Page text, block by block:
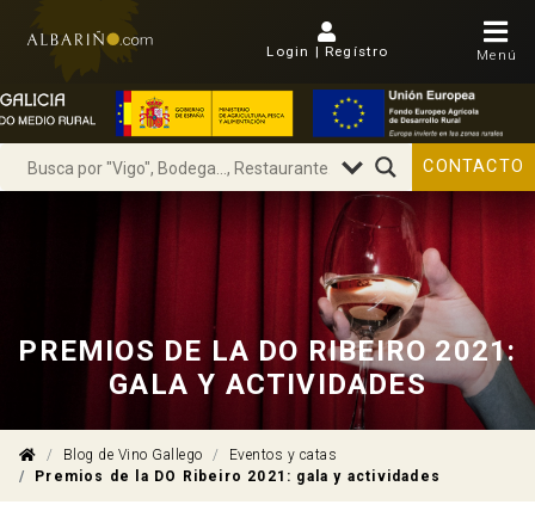
Login | Regístro Menú
CONTACTO
PREMIOS DE LA DO RIBEIRO 2021:
GALA Y ACTIVIDADES
Blog de Vino Gallego
Eventos y catas
Premios de la DO Ribeiro 2021: gala y actividades